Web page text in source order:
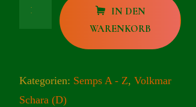
Account
IN DEN
WARENKORB
Kategorien: Semps A - Z,Volkmar
Schara (D)